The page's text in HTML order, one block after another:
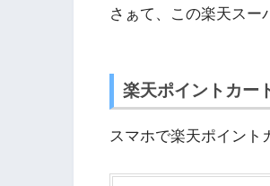
さぁて、この楽天スー
楽天ポイントカー
スマホで楽天ポイント